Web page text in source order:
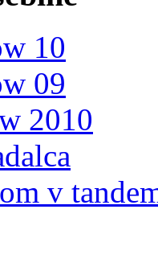
10
09
2010
v